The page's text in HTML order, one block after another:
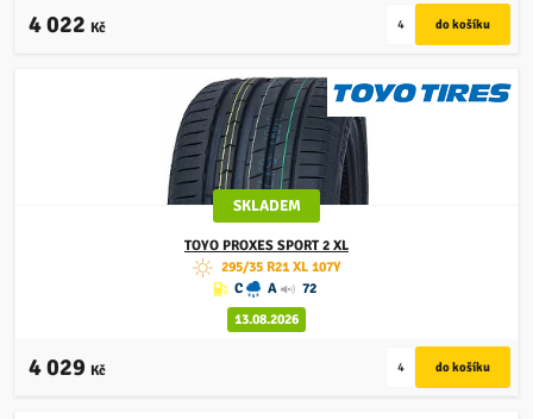
4 022 Kč
SKLADEM
TOYO PROXES SPORT 2 XL
295/35 R21 XL 107Y
C
A
72
13.08.2026
4 029 Kč